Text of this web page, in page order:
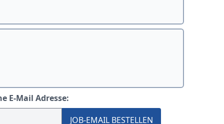
E-Mail Adresse:
JOB-EMAIL BESTELLEN